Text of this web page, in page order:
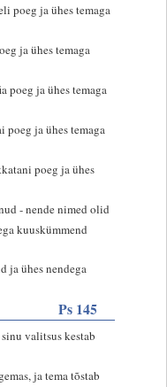
poeg ja ühes temaga
ja ühes temaga
poeg ja ühes temaga
poeg ja ühes temaga
poeg ja ühes
- nende nimed olid
kuuskümmend
ja ühes nendega
Ps 145
valitsus kestab
ja tema tõstab